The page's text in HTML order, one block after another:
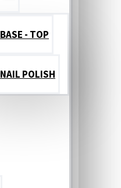
BASE - TOP
NAIL POLISH